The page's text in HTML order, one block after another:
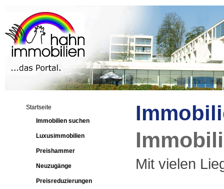
Startseite
Immobilien suchen
Luxusimmobilien
Preishammer
Neuzugänge
Preisreduzierungen
Mit vielen